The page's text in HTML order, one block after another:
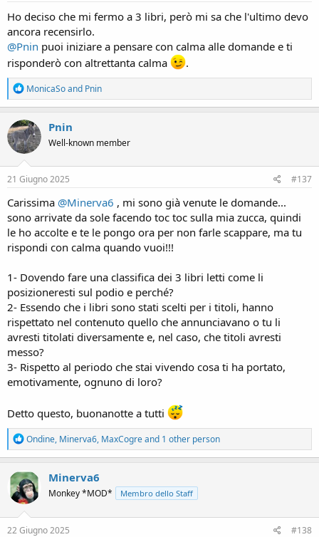
Ho deciso che mi fermo a 3 libri, però mi sa che l'ultimo devo
ancora recensirlo.
@Pnin puoi iniziare a pensare con calma alle domande e ti
risponderò con altrettanta calma
.
R
e
a
c
t
i
o
n
s
MonicaSoand Pnin
Pnin
Well-known member
21 Giugno 2025 #137
Carissima @Minerva6 , mi sono già venute le domande...
sono arrivate da sole facendo toc toc sulla mia zucca, quindi
le ho accolte e te le pongo ora per non farle scappare, ma tu
rispondi con calma quando vuoi!!!
1- Dovendo fare una classifica dei 3 libri letti come li
posizioneresti sul podio e perché?
2- Essendo che i libri sono stati scelti per i titoli, hanno
rispettato nel contenuto quello che annunciavano o tu li
avresti titolati diversamente e, nel caso, che titoli avresti
messo?
3- Rispetto al periodo che stai vivendo cosa ti ha portato,
emotivamente, ognuno di loro?
Detto questo, buonanotte a tutti
R
e
a
c
t
i
o
n
s
Ondine, Minerva6, MaxCogreand 1 other person
Minerva6
Monkey *MOD* Membro dello Staff
22 Giugno 2025 #138